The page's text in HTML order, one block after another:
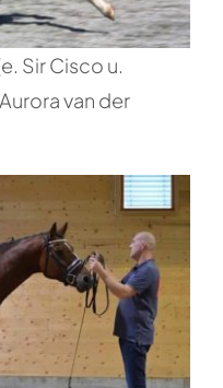
Sir Cisco u.
van der